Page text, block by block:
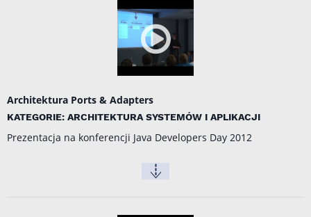
Architektura Ports & Adapters
KATEGORIE: ARCHITEKTURA SYSTEMÓW I APLIKACJI
Prezentacja na konferencji Java Developers Day 2012